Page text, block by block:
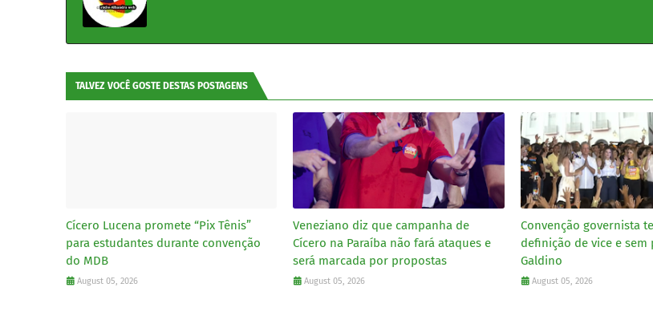
TALVEZ VOCÊ GOSTE DESTAS POSTAGENS
Cícero Lucena promete “Pix Tênis”
para estudantes durante convenção
do MDB
August 05, 2026
Veneziano diz que campanha de
Cícero na Paraíba não fará ataques e
será marcada por propostas
August 05, 2026
Convenção governista
definição de vice e sem
Galdino
August 05, 2026